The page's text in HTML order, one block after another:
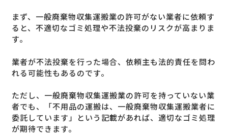
まず、一般廃棄物収集運搬業の許可がない業者に依頼す
ると、不適切なゴミ処理や不法投棄のリスクが高まりま
す。
業者が不法投棄を行った場合、依頼主も法的責任を問わ
れる可能性もあるのです。
ただし、一般廃棄物収集運搬業の許可を持っていない業
者でも、「不用品の運搬は、一般廃棄物収集運搬業者に
委託しています」という記載があれば、適切なゴミ処理
が期待できます。